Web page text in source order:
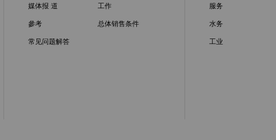
媒体报 道
參考
常见问题解答
工作
总体销售条件
服务
水务
工业